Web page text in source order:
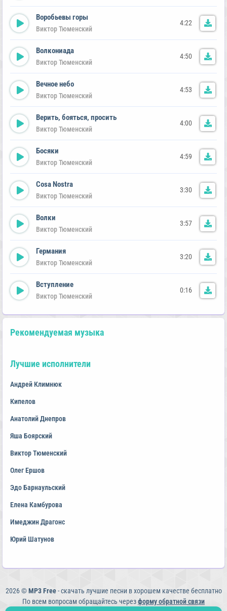
Воробьевы горы
Виктор Тюменский
4:22
Волкониада
Виктор Тюменский
4:50
Вечное небо
Виктор Тюменский
4:53
Верить, бояться, просить
Виктор Тюменский
4:00
Босяки
Виктор Тюменский
4:59
Cosa Nostra
Виктор Тюменский
3:30
Волки
Виктор Тюменский
3:57
Германия
Виктор Тюменский
3:20
Вступление
Виктор Тюменский
0:16
Рекомендуемая музыка
Лучшие исполнители
Андрей Климнюк
Кипелов
Анатолий Днепров
Яша Боярский
Виктор Тюменский
Олег Ершов
Эдо Барнаульский
Елена Камбурова
Имеджин Драгонс
Юрий Шатунов
2026 ©MP3 Free- скачать лучшие песни в хорошем качестве бесплатно
По всем вопросам обращайтесь черезформу обратной связи